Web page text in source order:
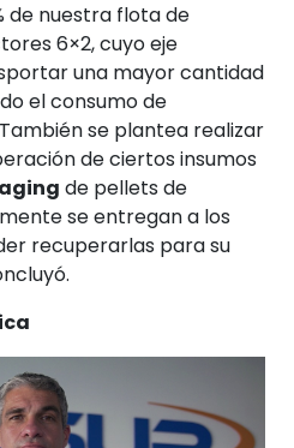
de nuestra flota de
6×2, cuyo eje
una mayor cantidad
el consumo de
se plantea realizar
de ciertos insumos
de pellets de
se entregan a los
recuperarlas para su